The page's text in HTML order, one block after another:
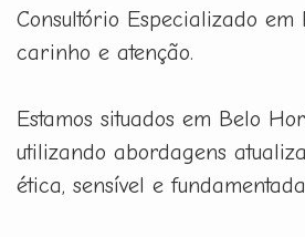
Consultório Especializado
carinho e atenção.
Estamos situados em Belo
utilizando abordagens
ética, sensível e